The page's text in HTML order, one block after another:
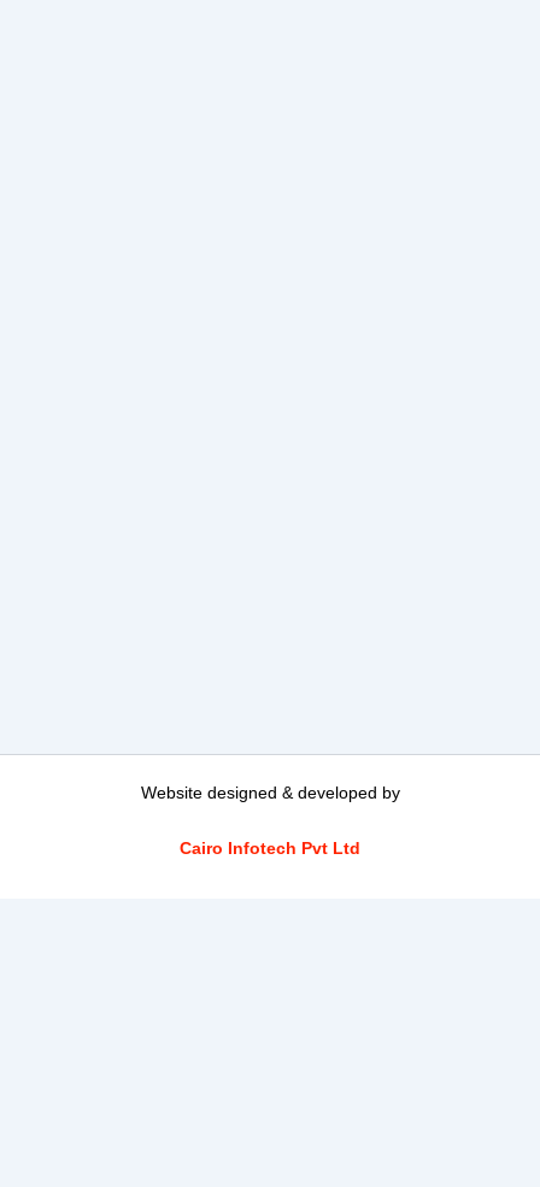
Website designed & developed by
Cairo Infotech Pvt Ltd